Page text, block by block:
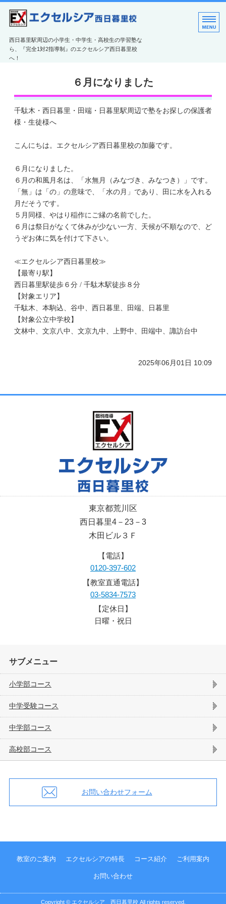
エクセルシア西日暮
西日暮里駅周辺の小学生・中学生・高校生の学習塾な
ら、『完全1対2指導制』のエクセルシア西日暮里校
へ！
エクセルシアの特長
コース紹介
６月になりました
千駄木・西日暮里・田端・日暮里駅周辺で塾をお探しの保護者
様・生徒様へ
こんにちは。エクセルシア西日暮里校の加藤です。
６月になりました。
６月の和風月名は、「水無月（みなづき、みなつき）」です。
「無」は「の」の意味で、「水の月」であり、田に水を入れる
月だそうです。
５月同様、やはり稲作にご縁の名前でした。
６月は祭日がなくて休みが少ない一方、天候が不順なので、ど
うぞお体に気を付けて下さい。
≪エクセルシア西日暮里校≫
【最寄り駅】
西日暮里駅徒歩６分/ 千駄木駅徒歩８分
【対象エリア】
千駄木、本駒込、谷中、西日暮里、田端、日暮里
【対象公立中学校】
文林中、文京八中、文京九中、上野中、田端中、諏訪台中
2025年06月01日 10:09
東京都荒川区
西日暮里4－23－3
木田ビル３Ｆ
【電話】
0120-397-602
【教室直通電話】
03-5834-7573
【定休日】
日曜・祝日
サブメニュー
小学部コース
中学受験コース
中学部コース
高校部コース
お問い合わせフォーム
教室のご案内 エクセルシアの特長 コース紹介 ご利用案内
お問い合わせ
Copyright © エクセルシア 西日暮里校All rights reserved.